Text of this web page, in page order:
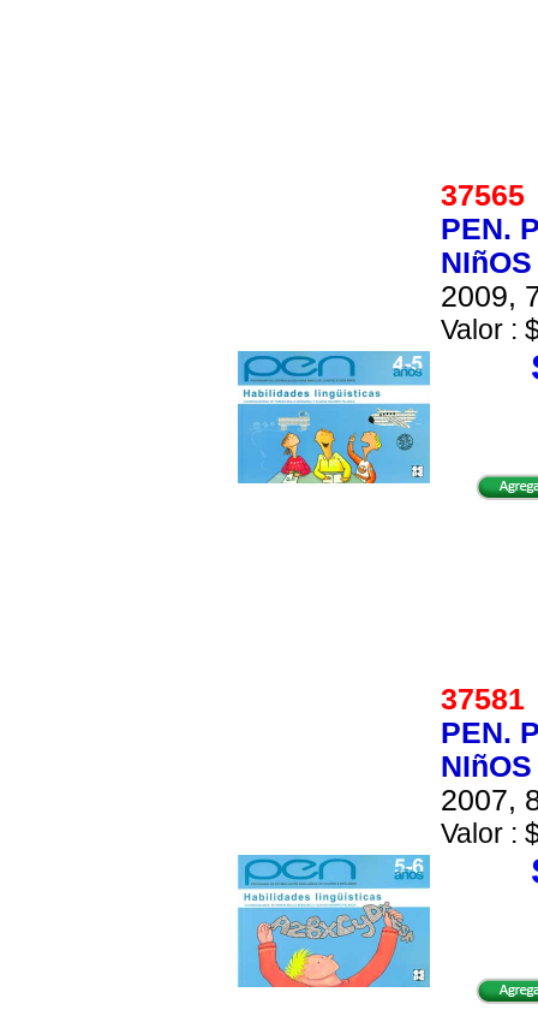
PEN.
2009,
Valor :
PEN.
2007,
Valor :